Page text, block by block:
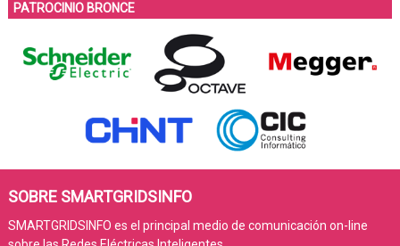
PATROCINIO BRONCE
SOBRE SMARTGRIDSINFO
SMARTGRIDSINFO es el principal medio de comunicación on-line